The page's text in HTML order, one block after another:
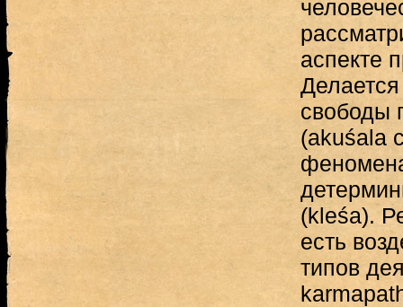
аспекте
свободы
(akuśala
(kleśa).
есть
типов